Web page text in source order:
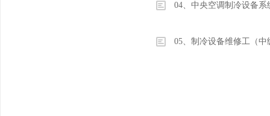
04、中央空调制冷设备系
05、制冷设备维修工（中